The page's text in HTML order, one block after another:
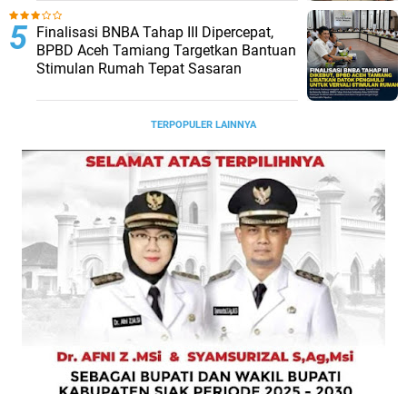
Finalisasi BNBA Tahap III Dipercepat,
BPBD Aceh Tamiang Targetkan Bantuan
Stimulan Rumah Tepat Sasaran
TERPOPULER LAINNYA